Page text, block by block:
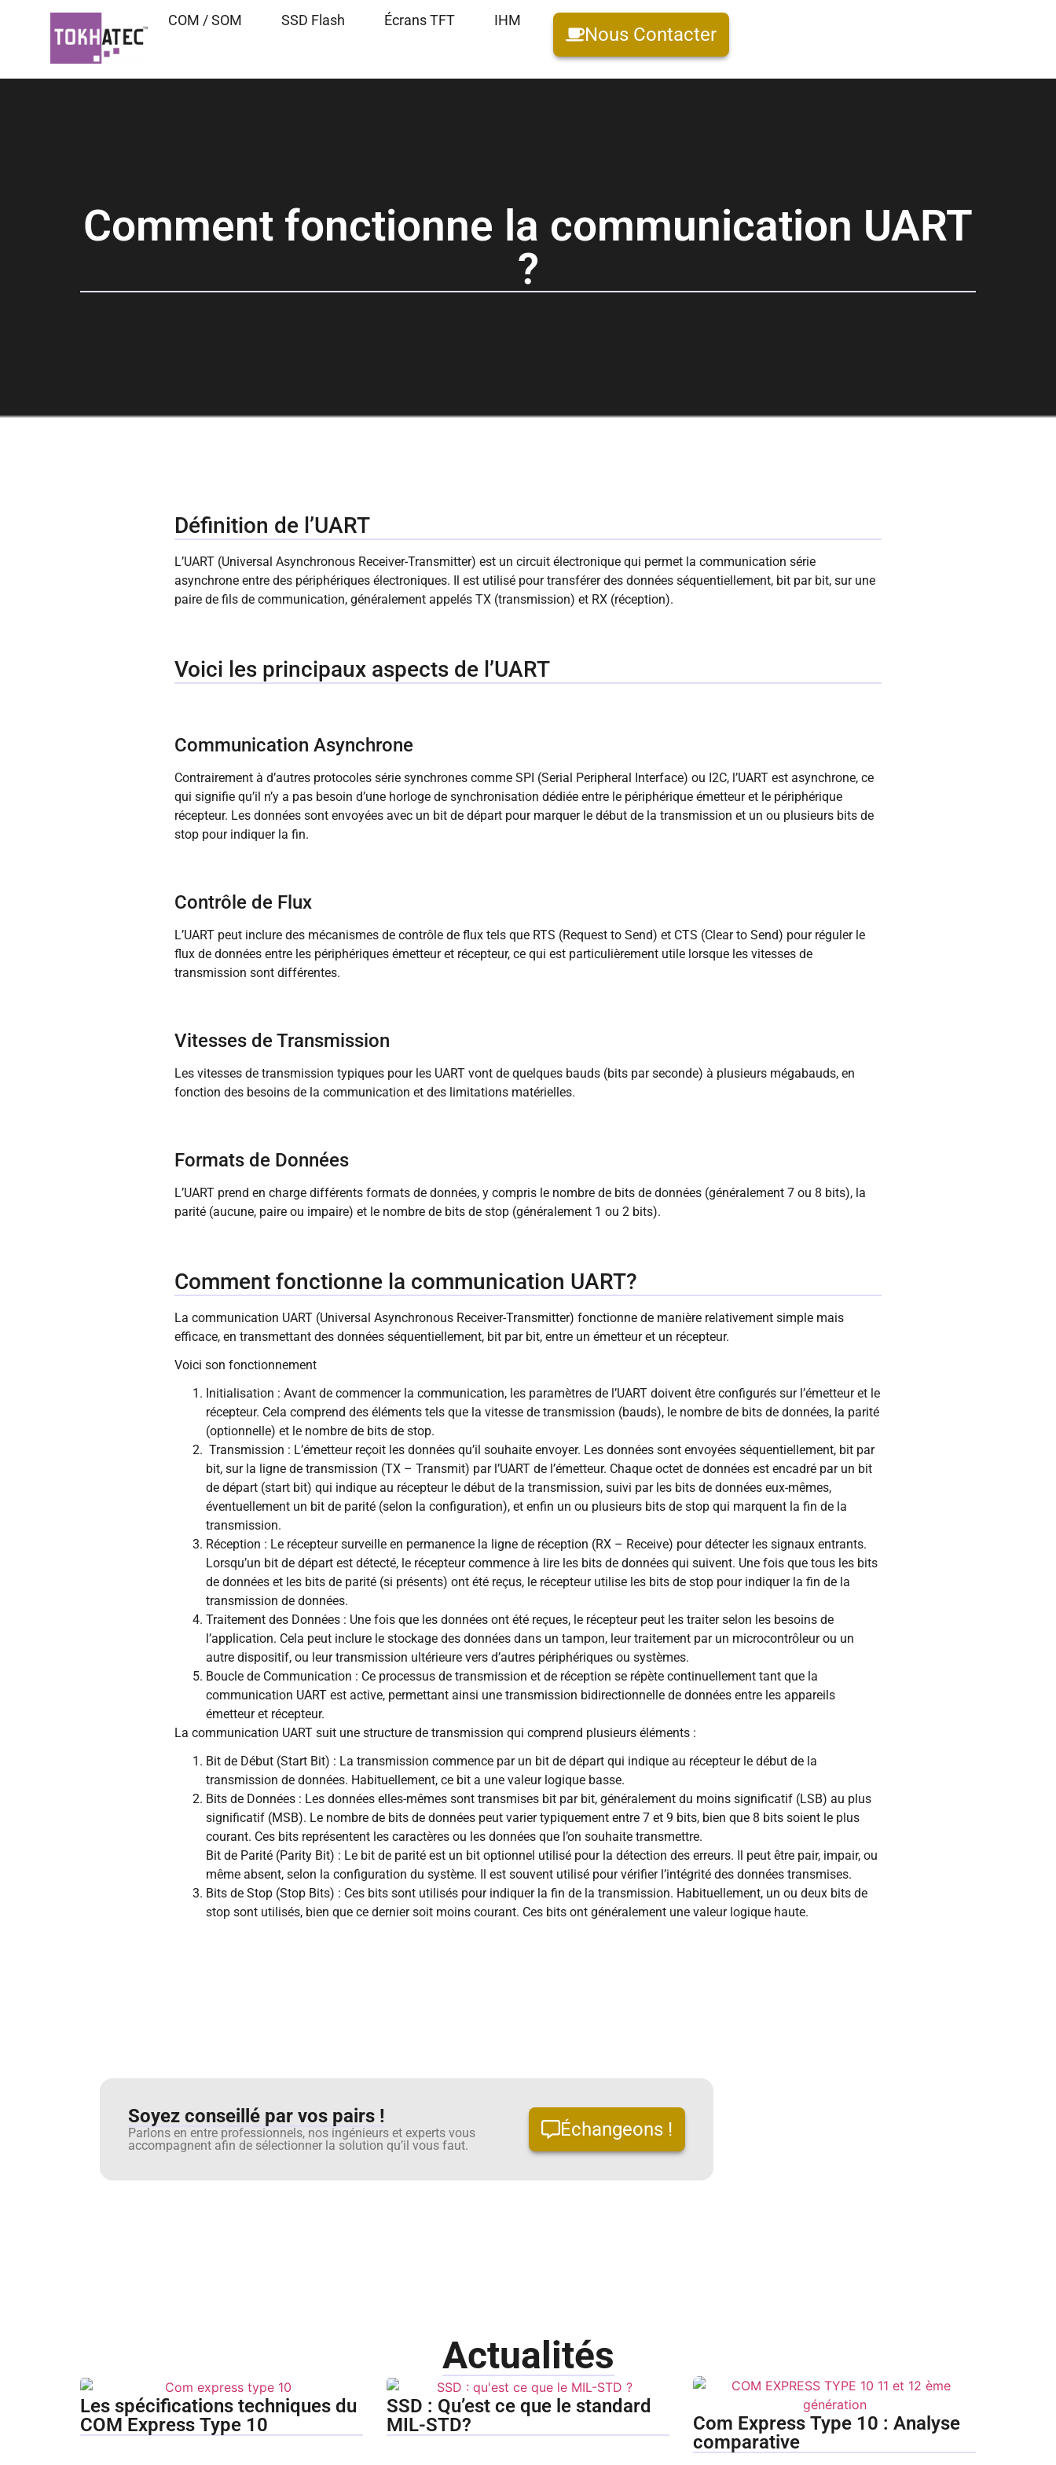
COM / SOM SSD Flash Écrans TFT IHM
Nous Contacter
Comment fonctionne la communication UART
?
Définition de l’UART
L’UART (Universal Asynchronous Receiver-Transmitter) est un circuit électronique qui permet la communication série
asynchrone entre des périphériques électroniques. Il est utilisé pour transférer des données séquentiellement, bit par bit, sur une
paire de fils de communication, généralement appelés TX (transmission) et RX (réception).
Voici les principaux aspects de l’UART
Communication Asynchrone
Contrairement à d’autres protocoles série synchrones comme SPI (Serial Peripheral Interface) ou I2C, l’UART est asynchrone, ce
qui signifie qu’il n’y a pas besoin d’une horloge de synchronisation dédiée entre le périphérique émetteur et le périphérique
récepteur. Les données sont envoyées avec un bit de départ pour marquer le début de la transmission et un ou plusieurs bits de
stop pour indiquer la fin.
Contrôle de Flux
L’UART peut inclure des mécanismes de contrôle de flux tels que RTS (Request to Send) et CTS (Clear to Send) pour réguler le
flux de données entre les périphériques émetteur et récepteur, ce qui est particulièrement utile lorsque les vitesses de
transmission sont différentes.
Vitesses de Transmission
Les vitesses de transmission typiques pour les UART vont de quelques bauds (bits par seconde) à plusieurs mégabauds, en
fonction des besoins de la communication et des limitations matérielles.
Formats de Données
L’UART prend en charge différents formats de données, y compris le nombre de bits de données (généralement 7 ou 8 bits), la
parité (aucune, paire ou impaire) et le nombre de bits de stop (généralement 1 ou 2 bits).
Comment fonctionne la communication UART?
La communication UART (Universal Asynchronous Receiver-Transmitter) fonctionne de manière relativement simple mais
efficace, en transmettant des données séquentiellement, bit par bit, entre un émetteur et un récepteur.
Voici son fonctionnement
Initialisation : Avant de commencer la communication, les paramètres de l’UART doivent être configurés sur l’émetteur et le
récepteur. Cela comprend des éléments tels que la vitesse de transmission (bauds), le nombre de bits de données, la parité
(optionnelle) et le nombre de bits de stop.
Transmission : L’émetteur reçoit les données qu’il souhaite envoyer. Les données sont envoyées séquentiellement, bit par
bit, sur la ligne de transmission (TX – Transmit) par l’UART de l’émetteur. Chaque octet de données est encadré par un bit
de départ (start bit) qui indique au récepteur le début de la transmission, suivi par les bits de données eux-mêmes,
éventuellement un bit de parité (selon la configuration), et enfin un ou plusieurs bits de stop qui marquent la fin de la
transmission.
Réception : Le récepteur surveille en permanence la ligne de réception (RX – Receive) pour détecter les signaux entrants.
Lorsqu’un bit de départ est détecté, le récepteur commence à lire les bits de données qui suivent. Une fois que tous les bits
de données et les bits de parité (si présents) ont été reçus, le récepteur utilise les bits de stop pour indiquer la fin de la
transmission de données.
Traitement des Données : Une fois que les données ont été reçues, le récepteur peut les traiter selon les besoins de
l’application. Cela peut inclure le stockage des données dans un tampon, leur traitement par un microcontrôleur ou un
autre dispositif, ou leur transmission ultérieure vers d’autres périphériques ou systèmes.
Boucle de Communication : Ce processus de transmission et de réception se répète continuellement tant que la
communication UART est active, permettant ainsi une transmission bidirectionnelle de données entre les appareils
émetteur et récepteur.
La communication UART suit une structure de transmission qui comprend plusieurs éléments :
Bit de Début (Start Bit) : La transmission commence par un bit de départ qui indique au récepteur le début de la
transmission de données. Habituellement, ce bit a une valeur logique basse.
Bits de Données : Les données elles-mêmes sont transmises bit par bit, généralement du moins significatif (LSB) au plus
significatif (MSB). Le nombre de bits de données peut varier typiquement entre 7 et 9 bits, bien que 8 bits soient le plus
courant. Ces bits représentent les caractères ou les données que l’on souhaite transmettre.
Bit de Parité (Parity Bit) : Le bit de parité est un bit optionnel utilisé pour la détection des erreurs. Il peut être pair, impair, ou
même absent, selon la configuration du système. Il est souvent utilisé pour vérifier l’intégrité des données transmises.
Bits de Stop (Stop Bits) : Ces bits sont utilisés pour indiquer la fin de la transmission. Habituellement, un ou deux bits de
stop sont utilisés, bien que ce dernier soit moins courant. Ces bits ont généralement une valeur logique haute.
Soyez conseillé par vos pairs !
Parlons en entre professionnels, nos ingénieurs et experts vous
accompagnent afin de sélectionner la solution qu’il vous faut.
Échangeons !
Actualités
Les spécifications techniques du
COM Express Type 10
SSD : Qu’est ce que le standard
MIL-STD?
Com Express Type 10 : Analyse
comparative